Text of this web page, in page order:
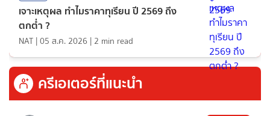
เจาะเหตุผล ทำไมราคาทุเรียน ปี 2569 ถึง
ตกต่ำ ?
NAT |05 ส.ค. 2026 | 2 min read
ครีเอเตอร์ที่แนะนำ